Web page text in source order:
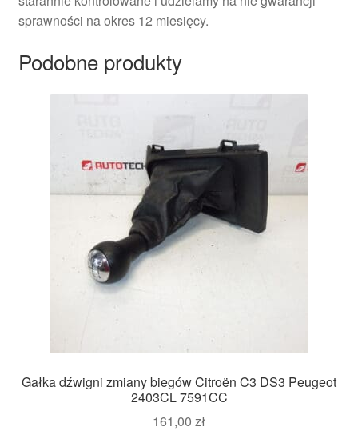
sprawności na okres 12 miesięcy.
Podobne produkty
Gałka dźwigni zmiany biegów Citroën C3 DS3 Peugeot
2403CL 7591CC
161,00 zł